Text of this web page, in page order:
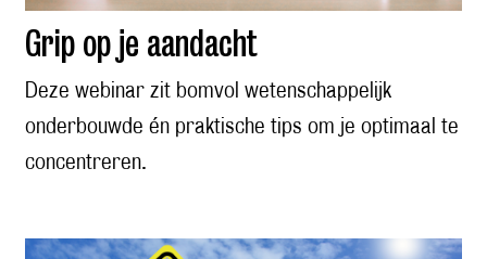
Grip op je aandacht
Deze webinar zit bomvol wetenschappelijk
onderbouwde én praktische tips om je optimaal te
concentreren.